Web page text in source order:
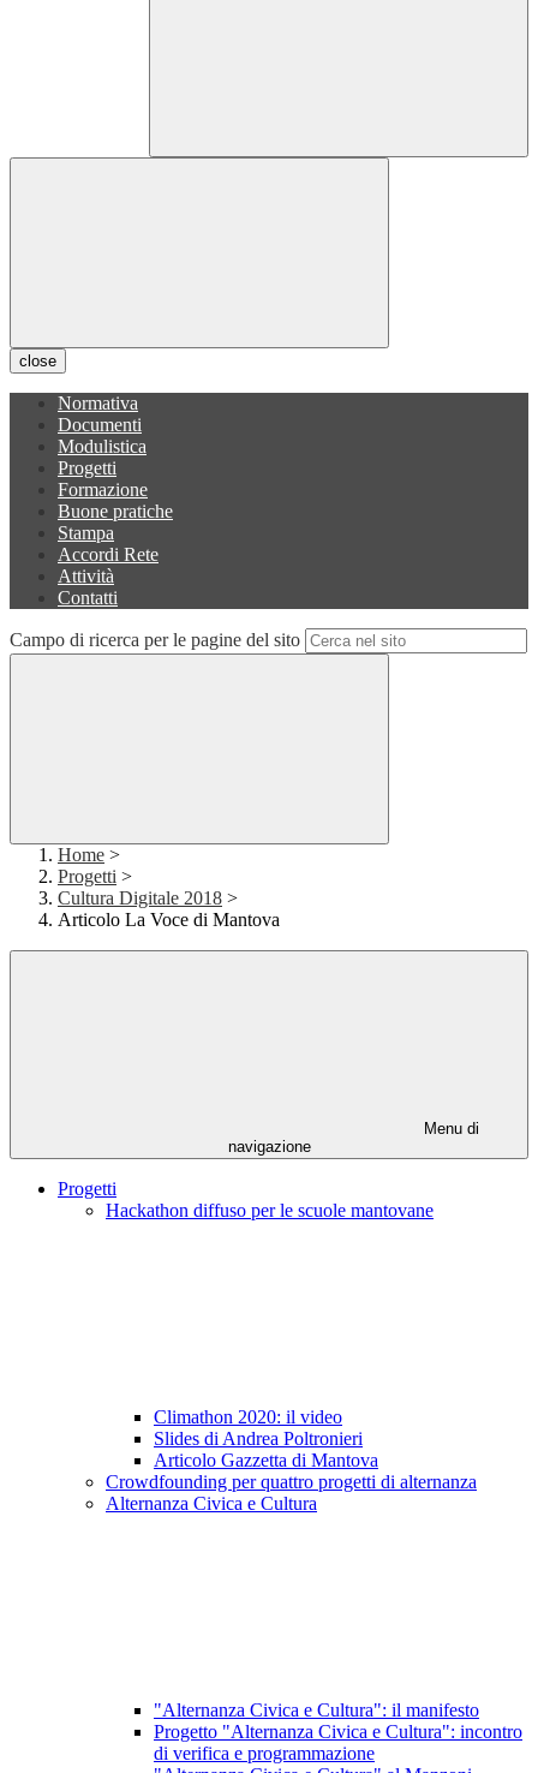
close
Normativa
Documenti
Modulistica
Progetti
Formazione
Buone pratiche
Stampa
Accordi Rete
Attività
Contatti
Campo di ricerca per le pagine del sito
Home >
Progetti >
Cultura Digitale 2018 >
Articolo La Voce di Mantova
Menu di
navigazione
Progetti
Hackathon diffuso per le scuole mantovane
Climathon 2020: il video
Slides di Andrea Poltronieri
Articolo Gazzetta di Mantova
Crowdfounding per quattro progetti di alternanza
Alternanza Civica e Cultura
"Alternanza Civica e Cultura": il manifesto
Progetto "Alternanza Civica e Cultura": incontro
di verifica e programmazione